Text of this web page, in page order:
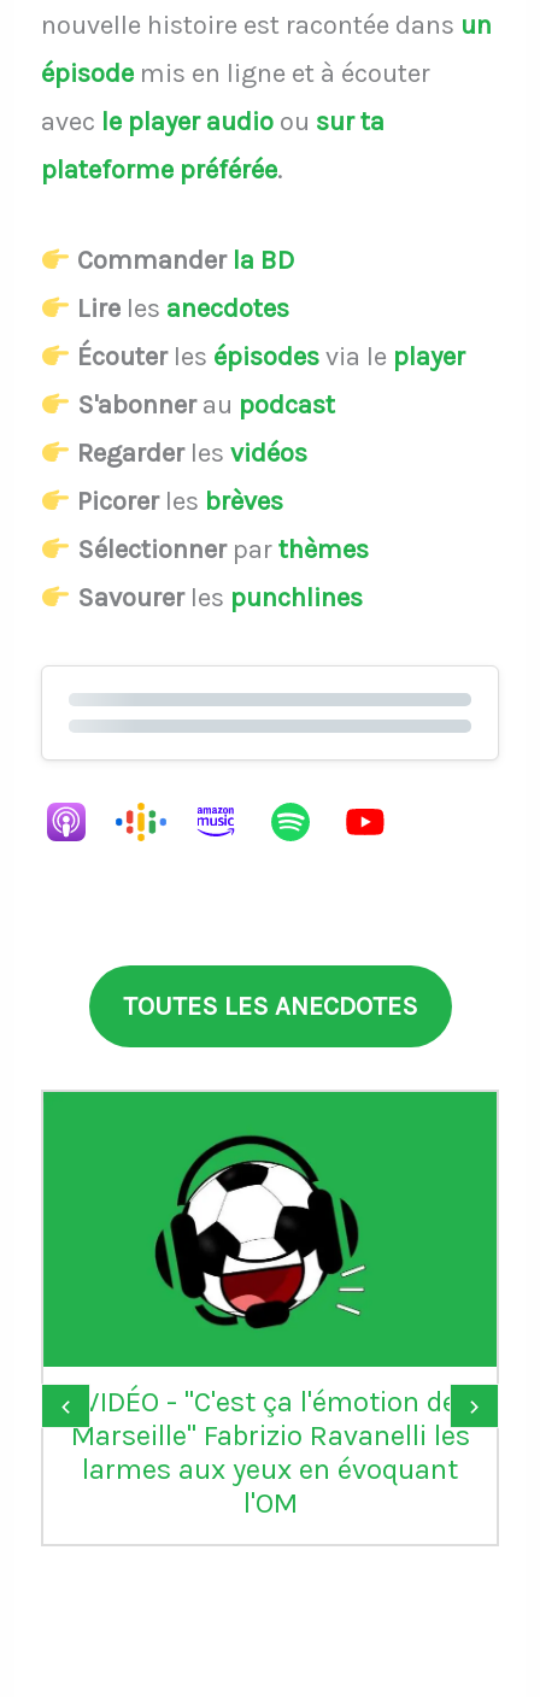
nouvelle histoire est racontée dans un
épisodemis en ligne et à écouter
avec le player audio ou sur ta
plateforme préférée.
Commander la BD
Lireles anecdotes
Écouterles épisodesvia le player
S'abonnerau podcast
Regarderles vidéos
Picorerles brèves
Sélectionnerparthèmes
Savourerles punchlines
TOUTES LES ANECDOTES
VIDÉO - "C'est ça l'émotion de
Marseille" Fabrizio Ravanelli les
larmes aux yeux en évoquant
l'OM
‹ ›